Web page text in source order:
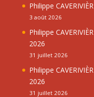
Philippe
3 août 2026
Philippe
2026
31 juillet 2026
Philippe
2026
31 juillet 2026